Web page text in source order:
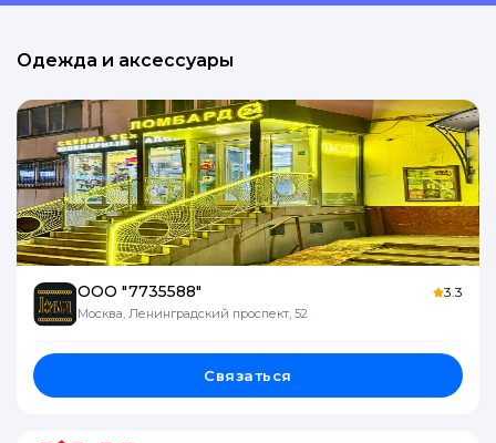
Одежда и аксессуары
ООО "7735588"
Москва, Ленинградский проспект, 52
3.3
Связаться